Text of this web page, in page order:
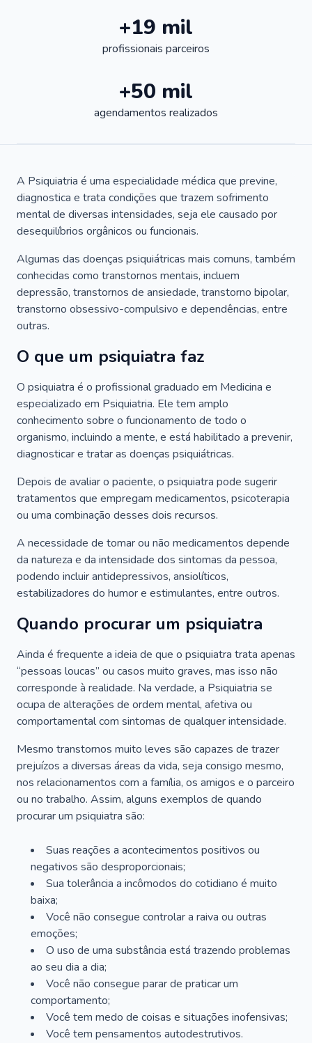
+19 mil
profissionais parceiros
+50 mil
agendamentos realizados
A Psiquiatria é uma especialidade médica que previne,
diagnostica e trata condições que trazem sofrimento
mental de diversas intensidades, seja ele causado por
desequilíbrios orgânicos ou funcionais.
Algumas das doenças psiquiátricas mais comuns, também
conhecidas como transtornos mentais, incluem
depressão, transtornos de ansiedade, transtorno bipolar,
transtorno obsessivo-compulsivo e dependências, entre
outras.
O que um psiquiatra faz
O psiquiatra é o profissional graduado em Medicina e
especializado em Psiquiatria. Ele tem amplo
conhecimento sobre o funcionamento de todo o
organismo, incluindo a mente, e está habilitado a prevenir,
diagnosticar e tratar as doenças psiquiátricas.
Depois de avaliar o paciente, o psiquiatra pode sugerir
tratamentos que empregam medicamentos, psicoterapia
ou uma combinação desses dois recursos.
A necessidade de tomar ou não medicamentos depende
da natureza e da intensidade dos sintomas da pessoa,
podendo incluir antidepressivos, ansiolíticos,
estabilizadores do humor e estimulantes, entre outros.
Quando procurar um psiquiatra
Ainda é frequente a ideia de que o psiquiatra trata apenas
“pessoas loucas” ou casos muito graves, mas isso não
corresponde à realidade. Na verdade, a Psiquiatria se
ocupa de alterações de ordem mental, afetiva ou
comportamental com sintomas de qualquer intensidade.
Mesmo transtornos muito leves são capazes de trazer
prejuízos a diversas áreas da vida, seja consigo mesmo,
nos relacionamentos com a família, os amigos e o parceiro
ou no trabalho. Assim, alguns exemplos de quando
procurar um psiquiatra são:
Suas reações a acontecimentos positivos ou
negativos são desproporcionais;
Sua tolerância a incômodos do cotidiano é muito
baixa;
Você não consegue controlar a raiva ou outras
emoções;
O uso de uma substância está trazendo problemas
ao seu dia a dia;
Você não consegue parar de praticar um
comportamento;
Você tem medo de coisas e situações inofensivas;
Você tem pensamentos autodestrutivos.